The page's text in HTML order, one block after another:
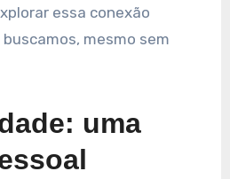
essa conexão
mesmo sem
uma